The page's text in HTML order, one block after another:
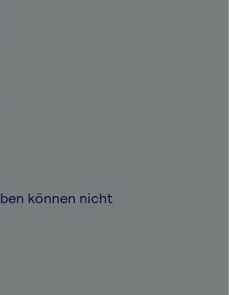
können nicht